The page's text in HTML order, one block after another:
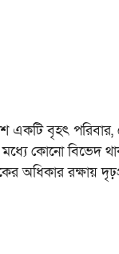
বৃহৎ পরিবার,
মধ্যে কোনো বিভেদ
অধিকার রক্ষায়